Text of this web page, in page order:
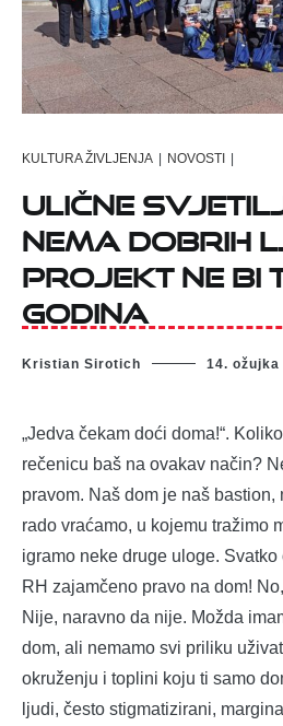
KULTURA ŽIVLJENJA | NOVOSTI |
Ulične
nema dobrih
projekt ne bi
godina
Kristian Sirotich 14. ožujka
„Jedva čekam doći doma!“.
rečenicu baš na ovakav način?
pravom. Naš dom je naš bastion,
rado vraćamo, u kojemu tražimo
igramo neke druge uloge.
RH zajamčeno pravo na dom!
Nije, naravno da nije. Možda
dom, ali nemamo svi priliku
okruženju i toplini koju ti samo
ljudi, često stigmatizirani,